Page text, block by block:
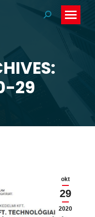
Search:
29
okt
29
2020